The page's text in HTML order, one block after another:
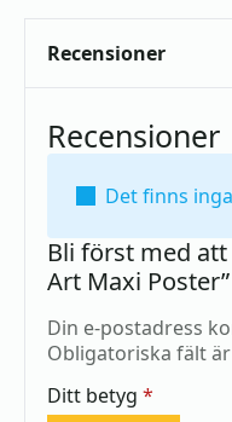
Recensioner
Recensioner
Det finns
Bli först med att
Art Maxi Poster”
Din e-postadress
Obligatoriska fält
Ditt betyg *